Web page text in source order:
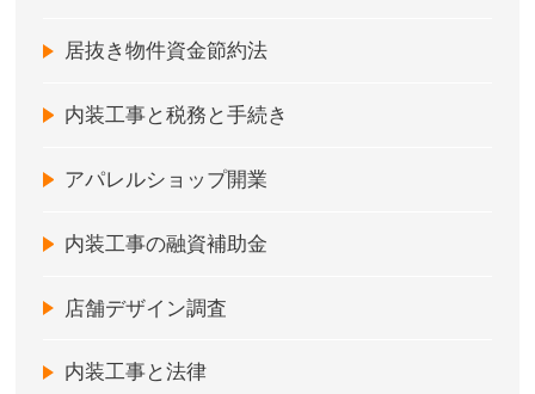
居抜き物件資金節約法
内装工事と税務と手続き
アパレルショップ開業
内装工事の融資補助金
店舗デザイン調査
内装工事と法律